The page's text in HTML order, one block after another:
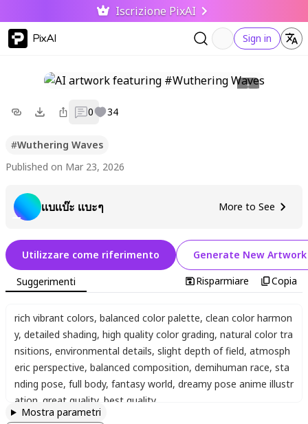
Iscrizione PixAI
PixAI Sign in
0 34
#Wuthering Waves
Published on Mar 23, 2026
เเบเเบ๊ะ เเบะๆ More to See
Utilizzare come riferimento Generate New Artwork
Suggerimenti Risparmiare Copia
rich vibrant colors, balanced color palette, clean color harmon
y, detailed shading, high quality color grading, natural color tra
nsitions, environmental details, slight depth of field, atmosph
eric perspective, balanced composition, demihuman race, sta
nding pose, full body, fantasy world, dreamy pose anime illustr
ation. great quality, best quality
Mostra parametri